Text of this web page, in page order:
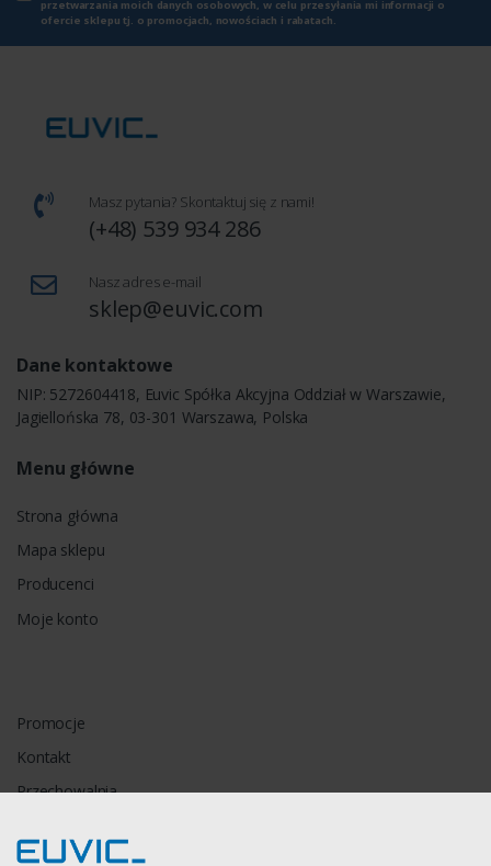
przetwarzania moich danych osobowych, w celu przesyłania mi informacji o
ofercie sklepu tj. o promocjach, nowościach i rabatach.
Masz pytania? Skontaktuj się z nami!
(+48) 539 934 286
Nasz adres e-mail
sklep@euvic.com
Dane kontaktowe
NIP: 5272604418, Euvic Spółka Akcyjna Oddział w Warszawie,
Jagiellońska 78, 03-301 Warszawa, Polska
Menu główne
Strona główna
Mapa sklepu
Producenci
Moje konto
Promocje
Kontakt
Przechowalnia